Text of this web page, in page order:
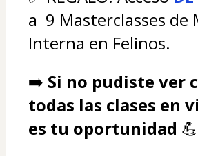
a  9 Masterclasses de
Interna en Felinos.
➡️ Si no pudiste ver
todas las clases en
es tu oportunidad 💪